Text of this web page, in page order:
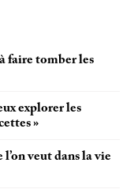
faire tomber les
explorer les
»
veut dans la vie